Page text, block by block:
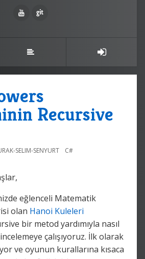
Recursive
SELIM-SENYURT C#
eğlenceli Matematik
olan Hanoi Kuleleri
bir metod yardımıyla nasıl
çalışıyoruz. İlk olarak
ve oyunun kurallarına kısaca